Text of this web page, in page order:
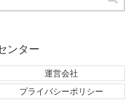
ンター
運営会社
プライバシーポリシー